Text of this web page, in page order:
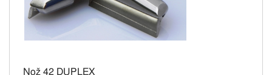
Nož 42 DUPLEX